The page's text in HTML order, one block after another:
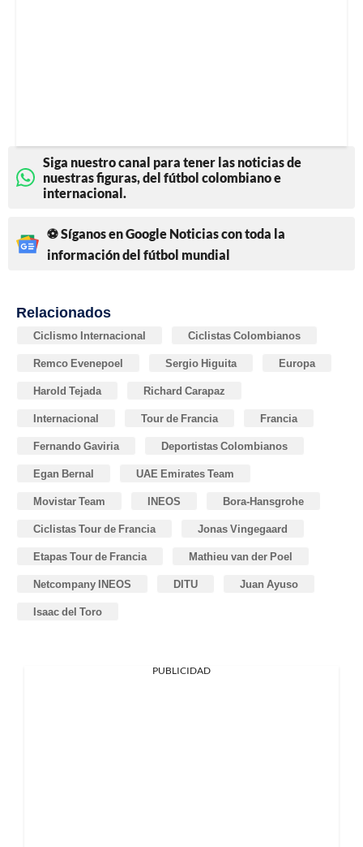
Siga nuestro canal para tener las noticias de
nuestras figuras, del fútbol colombiano e
internacional.
⚽ Síganos en Google Noticias con toda la
información del fútbol mundial
Relacionados
Ciclismo Internacional Ciclistas Colombianos
Remco Evenepoel Sergio Higuita Europa
Harold Tejada Richard Carapaz
Internacional Tour de Francia Francia
Fernando Gaviria Deportistas Colombianos
Egan Bernal UAE Emirates Team
Movistar Team INEOS Bora-Hansgrohe
Ciclistas Tour de Francia Jonas Vingegaard
Etapas Tour de Francia Mathieu van der Poel
Netcompany INEOS DITU Juan Ayuso
Isaac del Toro
PUBLICIDAD